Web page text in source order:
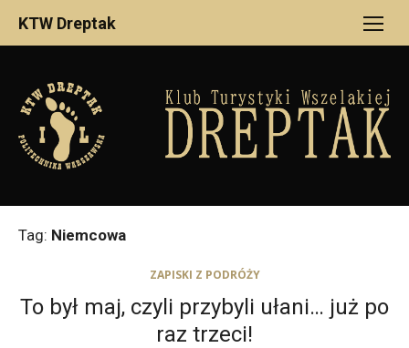
KTW Dreptak
Tag: Niemcowa
ZAPISKI Z PODRÓŻY
To był maj, czyli przybyli ułani… już po
raz trzeci!